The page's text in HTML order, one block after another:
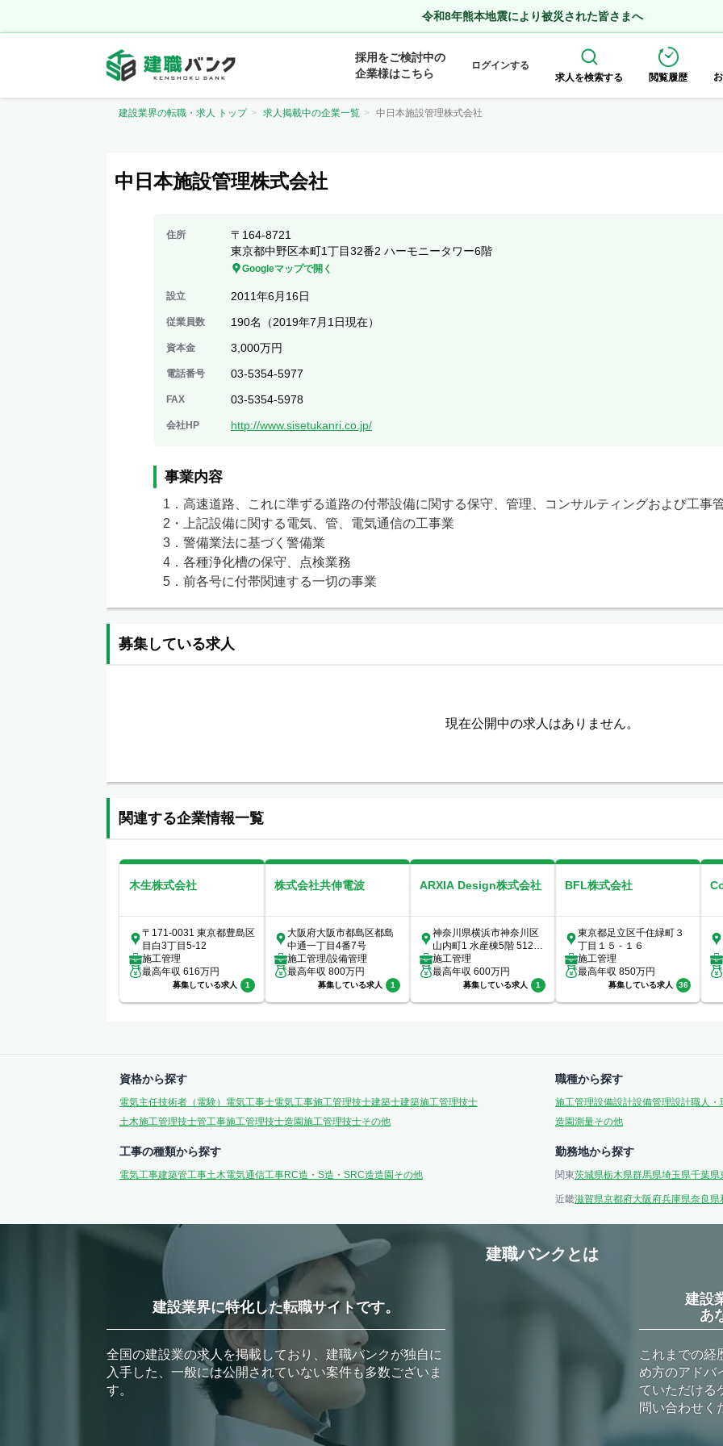
令和8年熊本地震により被災された皆さまへ
採用をご検討中の
企業様はこちら
ログインする
求人を検索する
閲覧履歴
建設業界の転職・求人 トップ 求人掲載中の企業一覧 中日本施設管理株式会社
中日本施設管理株式会社
住所 〒 164-8721
東京都中野区本町1丁目32番2 ハーモニータワー6階
Googleマップで開く
設立 2011年6月16日
従業員数 190名（2019年7月1日現在）
資本金 3,000万円
電話番号 03-5354-5977
FAX 03-5354-5978
会社HP http://www.sisetukanri.co.jp/
事業内容
1．高速道路、これに準ずる道路の付帯設備に関する保守、管理、コンサルティングおよび工事
2・上記設備に関する電気、管、電気通信の工事業
3．警備業法に基づく警備業
4．各種浄化槽の保守、点検業務
5．前各号に付帯関連する一切の事業
募集している求人
現在公開中の求人はありません。
関連する企業情報一覧
木生株式会社
〒171-0031 東京都豊島区
目白3丁目5-12
施工管理
最高年収 616万円
募集している求人 1
株式会社共伸電波
大阪府大阪市都島区都島
中通一丁目4番7号
施工管理/設備管理
最高年収 800万円
募集している求人 1
ARXIA Design株式会社
神奈川県横浜市神奈川区
山内町1 水産棟5階 512号
室
施工管理
最高年収 600万円
募集している求人 1
BFL株式会社
東京都足立区千住緑町３
丁目１５ - １６
施工管理
最高年収 850万円
募集している求人 36
資格から探す
電気主任技術者（電験） 電気工事士電気工事施工管理技士建築士建築施工管理技士
土木施工管理技士管工事施工管理技士造園施工管理技士その他
職種から探す
施工管理設備設計設備管理設計職人・
造園測量その他
工事の種類から探す
電気工事建築管工事土木電気通信工事RC造・S造・SRC造造園 その他
勤務地から探す
関東茨城県栃木県群馬県埼玉県千葉県
近畿滋賀県京都府大阪府兵庫県奈良県
建職バンクとは
建設業界に特化した転職サイトです。
全国の建設業の求人を掲載しており、建職バンクが独自に
入手した、一般には公開されていない案件も多数ございま
す。
建設
あ
これまでの経
め方のアドバ
ていただける
問い合わせく